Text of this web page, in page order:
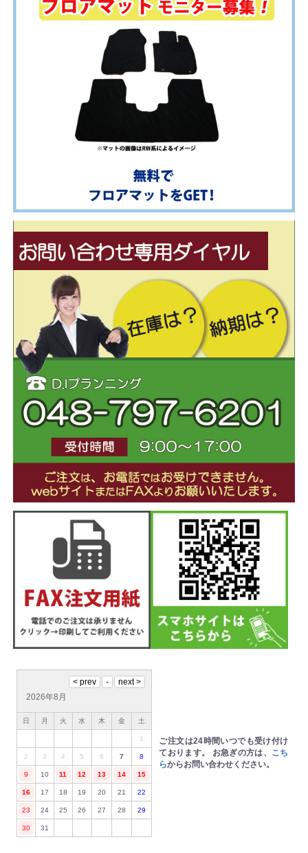
2026年8月
日 月 火 水 木 金 土
1
2 3 4 5 6 7 8
9 10 11 12 13 14 15
16 17 18 19 20 21 22
23 24 25 26 27 28 29
30 31
ご注文は24時間いつでも受け付け
ております。 お急ぎの方は、 こち
らからお問い合わせください。